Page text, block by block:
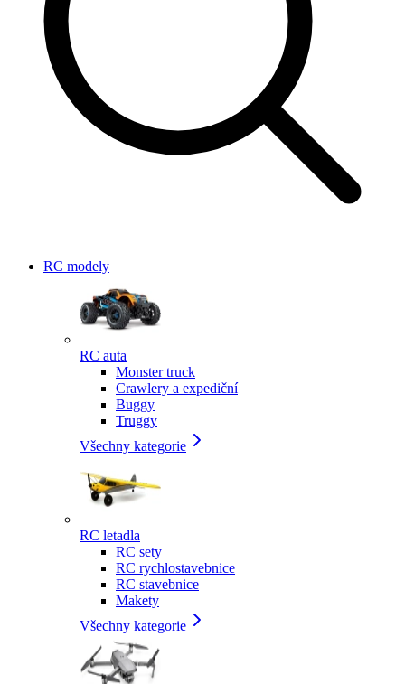
RC modely
RC auta
Monster truck
Crawlery a expediční
Buggy
Truggy
Všechny kategorie
RC letadla
RC sety
RC rychlostavebnice
RC stavebnice
Makety
Všechny kategorie